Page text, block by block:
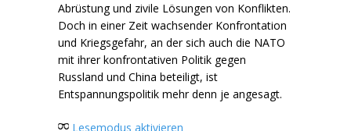
Abrüstung und zivile Lösungen von Konflikten.
Doch in einer Zeit wachsender Konfrontation
und Kriegsgefahr, an der sich auch die NATO
mit ihrer konfrontativen Politik gegen
Russland und China beteiligt, ist
Entspannungspolitik mehr denn je angesagt.
Lesemodus aktivieren